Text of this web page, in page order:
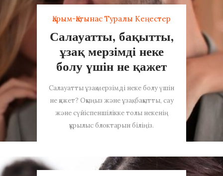
Қарым-Қатынас Туралы Кеңестер
Салауатты, бақытты,
ұзақ мерзімді неке
болу үшін не қажет
Салауатты ұзақ мерзімді неке болу үшін
не қажет? Оқыңыз және ұзақ, бақытты, сау
және сүйіспеншілікке толы некенің
құрылыс блоктарын біліңіз.